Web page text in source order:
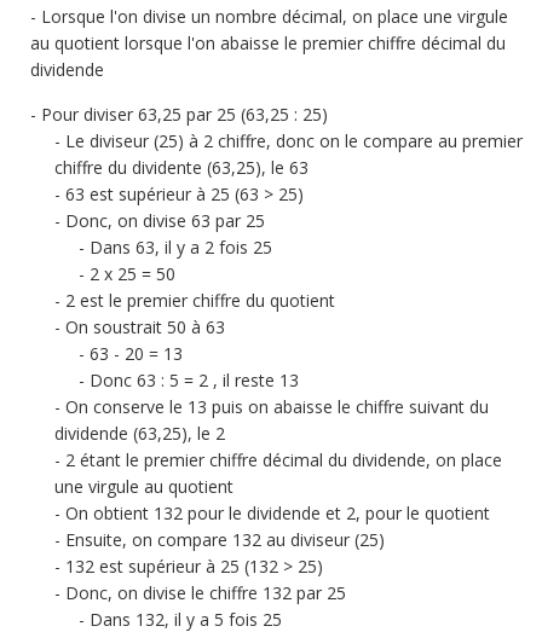
Lorsque l'on divise un nombre décimal, on place une virgule
au quotient lorsque l'on abaisse le premier chiffre décimal du
dividende
Pour diviser 63,25 par 25 (63,25 : 25)
Le diviseur (25) à 2 chiffre, donc on le compare au premier
chiffre du dividente (63,25), le 63
63 est supérieur à 25 (63 > 25)
Donc, on divise 63 par 25
Dans 63, il y a 2 fois 25
2 x 25 = 50
2 est le premier chiffre du quotient
On soustrait 50 à 63
63 - 20 = 13
Donc 63 : 5 = 2 , il reste 13
On conserve le 13 puis on abaisse le chiffre suivant du
dividende (63,25), le 2
2 étant le premier chiffre décimal du dividende, on place
une virgule au quotient
On obtient 132 pour le dividende et 2, pour le quotient
Ensuite, on compare 132 au diviseur (25)
132 est supérieur à 25 (132 > 25)
Donc, on divise le chiffre 132 par 25
Dans 132, il y a 5 fois 25